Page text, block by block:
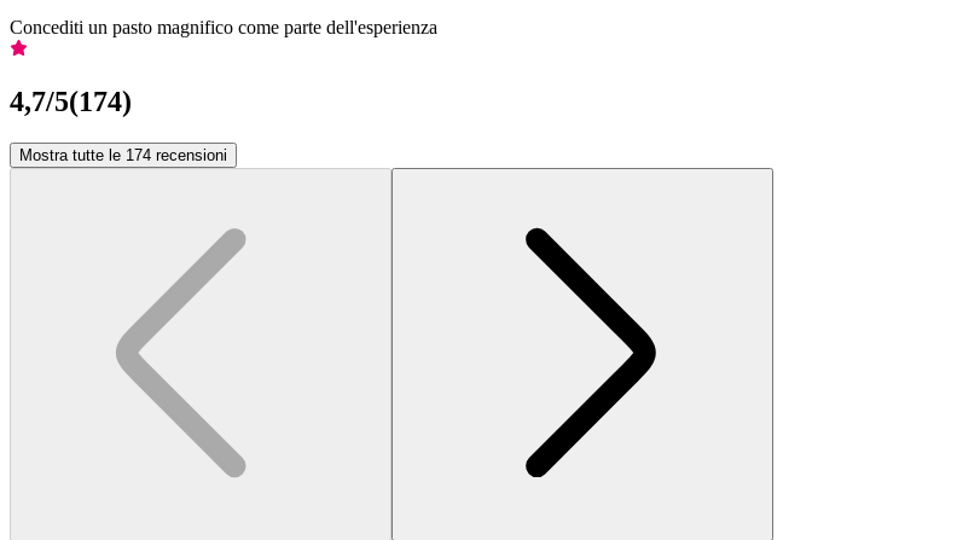
Concediti un pasto magnifico come parte dell'esperienza
4,7/5(174)
Mostra tutte le 174 recensioni